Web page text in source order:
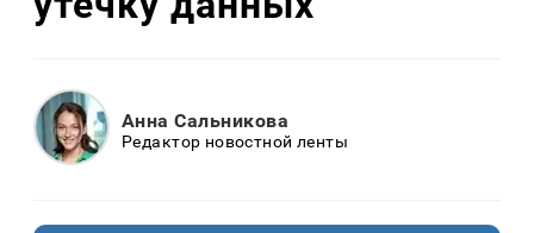
Анна Сальникова
Редактор новостной ленты